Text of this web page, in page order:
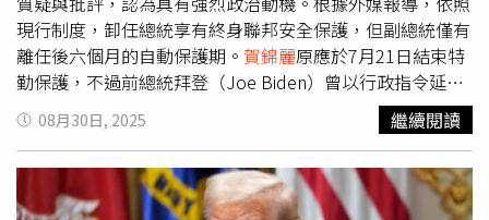
到手部瘀傷、腿部腫脹。白宮回應稱，他罹患慢性靜脈功能
不全，並因長期服用阿斯匹靈容易出現瘀青。
現行制度，卸任總統享有終身聯邦安全保護，但副總統僅有
離任後六個月的自動保護期。 賀錦麗原應於7月21日結束特
勤保護，不過前總統拜登（Joe Biden）曾以行政指令延長
其保護期一年，但未公開具體內容。報導指出，川普在致特
勤局的信件中表示，要求「終止任何非依法規定的安全措
施」，即撤銷先前由行政備忘錄授予的延伸保護。川普於今
年1月開始其第二個總統任期後，陸續撤除多名前政府官員
的聯邦保護，包括前國安顧問波頓（John Bolton）與前國
08月30日, 2025 繼續閱讀